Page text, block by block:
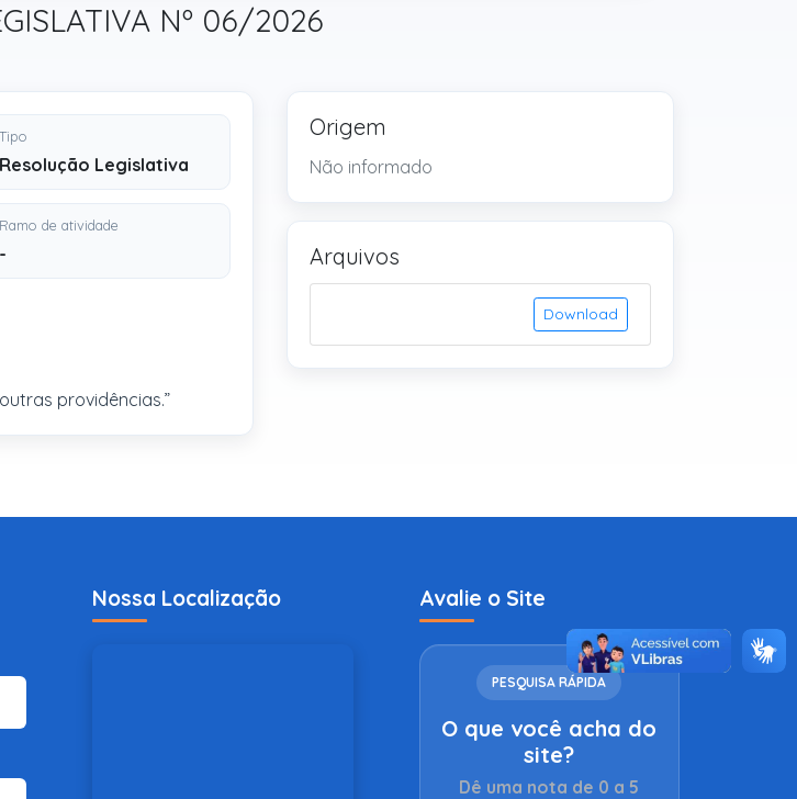
Nº 06/2026
Tipo
Resolução Legislativa
Ramo de atividade
-
providências.”
Origem
Não informado
Arquivos
Download
Nossa Localização Avalie o Site
PESQUISA RÁPIDA
O que você acha do
site?
Dê uma nota de 0 a 5